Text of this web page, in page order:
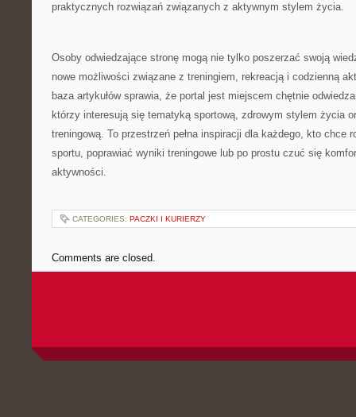
praktycznych rozwiązań związanych z aktywnym stylem życia.
Osoby odwiedzające stronę mogą nie tylko poszerzać swoją
nowe możliwości związane z treningiem, rekreacją i codzienną
baza artykułów sprawia, że portal jest miejscem chętnie
którzy interesują się tematyką sportową, zdrowym stylem życia
treningową. To przestrzeń pełna inspiracji dla każdego, kto chce
sportu, poprawiać wyniki treningowe lub po prostu czuć się
aktywności.
CATEGORIES: PACZKI I KURIERZY
Comments are closed.